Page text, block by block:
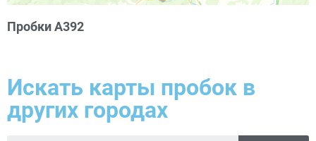
Пробки А392
Искать карты пробок в
других городах